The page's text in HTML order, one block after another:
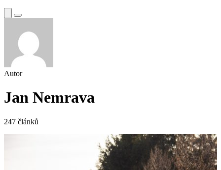
Autor
Jan Nemrava
247 článků